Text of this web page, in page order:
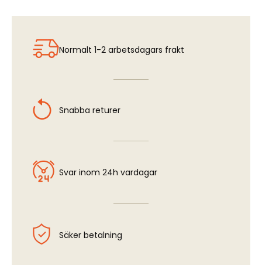
Normalt 1-2 arbetsdagars frakt
Snabba returer
Svar inom 24h vardagar
Säker betalning